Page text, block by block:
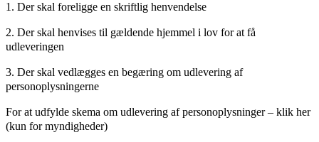
1. Der skal foreligge en skriftlig henvendelse
2. Der skal henvises til gældende hjemmel i lov for at få
udleveringen
3. Der skal vedlægges en begæring om udlevering af
personoplysningerne
For at udfylde skema om udlevering af personoplysninger – klik her
(kun for myndigheder)